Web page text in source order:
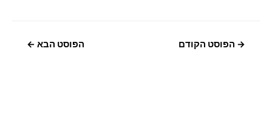
→ הפוסט הקודם הפוסט הבא ←